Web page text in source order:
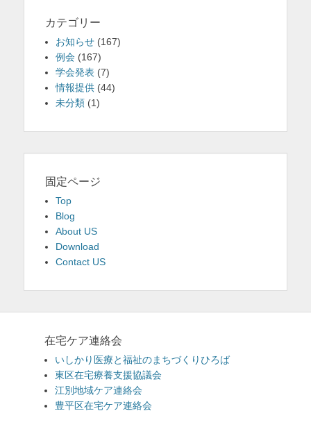
カテゴリー
お知らせ (167)
例会 (167)
学会発表 (7)
情報提供 (44)
未分類 (1)
固定ページ
Top
Blog
About US
Download
Contact US
在宅ケア連絡会
いしかり医療と福祉のまちづくりひろば
東区在宅療養支援協議会
江別地域ケア連絡会
豊平区在宅ケア連絡会